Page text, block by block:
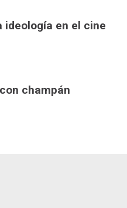
ideología en el cine
champán